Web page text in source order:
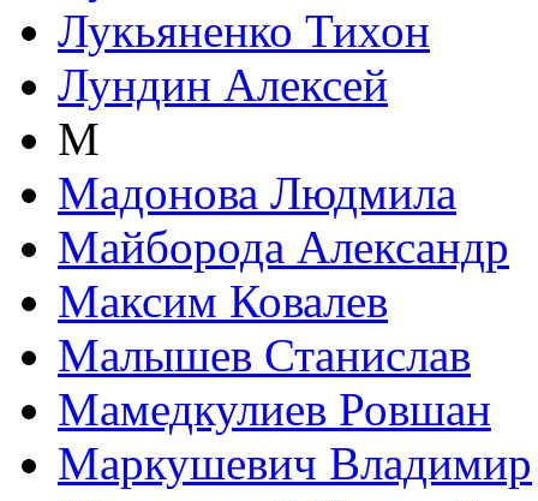
Лукьяненко Тихон
Лундин Алексей
М
Мадонова Людмила
Майборода Александр
Максим Ковалев
Малышев Станислав
Мамедкулиев Ровшан
Маркушевич Владимир